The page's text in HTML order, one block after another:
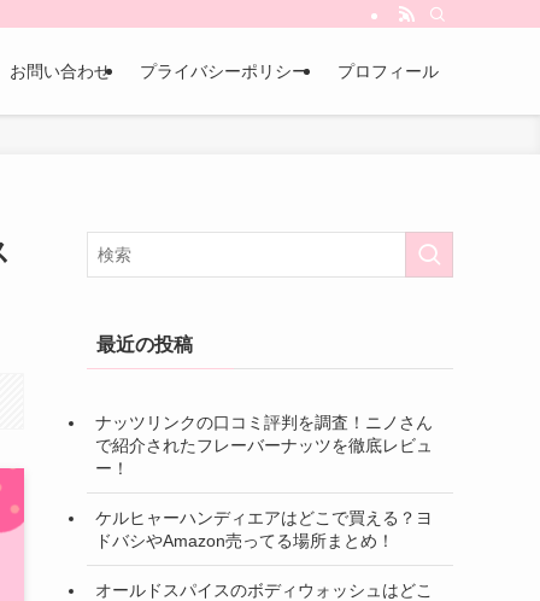
お問い合わせ プライバシーポリシー プロフィール
最近の投稿
ナッツリンクの口コミ評判を調査！ニノさん
で紹介されたフレーバーナッツを徹底レビュ
ー！
ケルヒャーハンディエアはどこで買える？ヨ
ドバシやAmazon売ってる場所まとめ！
オールドスパイスのボディウォッシュはどこ